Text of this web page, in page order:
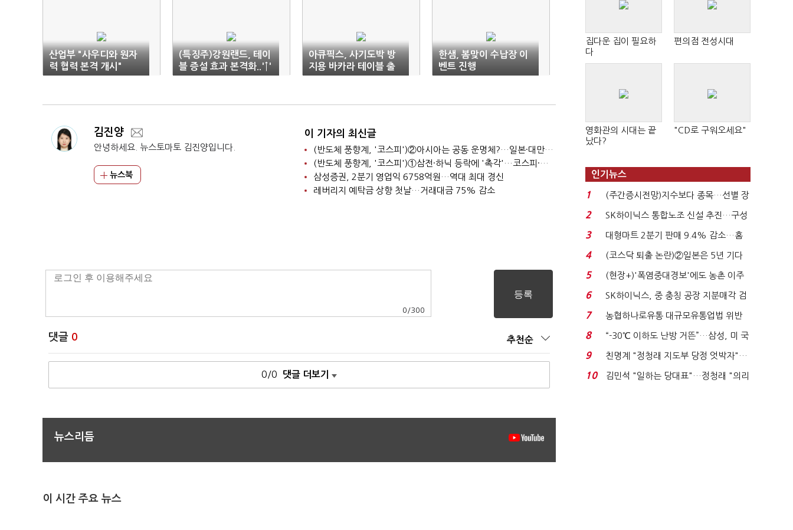
산업부 "사우디와 원자
력 협력 본격 개시"
(특징주)강원랜드, 테이
블 증설 효과 본격화..'↑'
아큐픽스, 사기도박 방
지용 바카라 테이블 출
시
한샘, 봄맞이 수납장 이
벤트 진행
김진양
안녕하세요. 뉴스토마토 김진양입니다.
뉴스북
이 기자의 최신글
(반도체 풍향계, '코스피')②아시아는 공동 운명체?…일본·대만도 '동반 출렁'
(반도체 풍향계, '코스피')①삼전·하닉 등락에 '촉각'…코스피·나스닥 '한 몸'
삼성증권, 2분기 영업익 6758억원…역대 최대 경신
레버리지 예탁금 상향 첫날…거래대금 75% 감소
0 /300
댓글 0 추천순
0/0 댓글 더보기
뉴스리듬
이 시간 주요 뉴스
집다운 집이 필요하
다
편의점 전성시대
영화관의 시대는 끝
났다?
"CD로 구워오세요"
인기뉴스
1
(주간증시전망)지수보다 종목…선별 장
세 이어진다...
2
SK하이닉스 통합노조 신설 추진…구성
원간 성과급 불...
3
대형마트 2분기 판매 9.4% 감소…홈
플러스 사태 여파...
4
(코스닥 퇴출 논란)②일본은 5년 기다
려주는데 우리는 ...
5
(현장+)'폭염중대경보'에도 농촌 이주
노동자는 강행군…'야...
6
SK하이닉스, 중 충칭 공장 지분매각 검
토?…“확정된 바...
7
농협하나로유통 대규모유통업법 위반
적발…공정위, 과...
8
“-30℃ 이하도 난방 거뜬”…삼성, 미 국
립연구소와 개...
9
친명계 "정청래 지도부 당정 엇박자"…
친청계 "신천지 오...
10
김민석 "일하는 당대표"…정청래 "의리